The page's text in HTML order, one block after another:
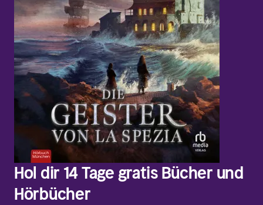
Hol dir 14 Tage gratis Bücher und
Hörbücher